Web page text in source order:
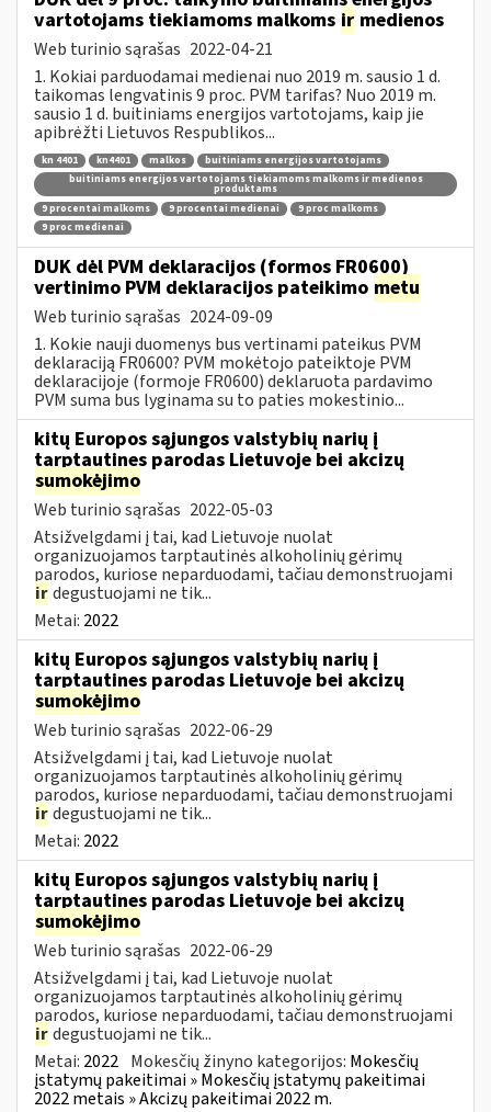
vartotojams tiekiamoms malkoms ir medienos
Web turinio sąrašas 2022-04-21
1. Kokiai parduodamai medienai nuo 2019 m. sausio 1 d.
taikomas lengvatinis 9 proc. PVM tarifas? Nuo 2019 m.
sausio 1 d. buitiniams energijos vartotojams, kaip jie
apibrėžti Lietuvos Respublikos...
kn 4401 kn4401 malkos
buitiniams energijos vartotojams
buitiniams energijos vartotojams tiekiamoms malkoms ir medienos
produktams
9 procentai malkoms
9 procentai medienai
9 proc malkoms
9 proc medienai
DUK dėl PVM deklaracijos (formos FR0600)
vertinimo PVM deklaracijos pateikimo metu
Web turinio sąrašas 2024-09-09
1. Kokie nauji duomenys bus vertinami pateikus PVM
deklaraciją FR0600? PVM mokėtojo pateiktoje PVM
deklaracijoje (formoje FR0600) deklaruota pardavimo
PVM suma bus lyginama su to paties mokestinio...
kitų Europos sąjungos valstybių narių į
tarptautines parodas Lietuvoje bei akcizų
sumokėjimo
Web turinio sąrašas 2022-05-03
Atsižvelgdami į tai, kad Lietuvoje nuolat
organizuojamos tarptautinės alkoholinių gėrimų
parodos, kuriose neparduodami, tačiau demonstruojami
irdegustuojami ne tik...
Metai: 2022
kitų Europos sąjungos valstybių narių į
tarptautines parodas Lietuvoje bei akcizų
sumokėjimo
Web turinio sąrašas 2022-06-29
Atsižvelgdami į tai, kad Lietuvoje nuolat
organizuojamos tarptautinės alkoholinių gėrimų
parodos, kuriose neparduodami, tačiau demonstruojami
irdegustuojami ne tik...
Metai: 2022
kitų Europos sąjungos valstybių narių į
tarptautines parodas Lietuvoje bei akcizų
sumokėjimo
Web turinio sąrašas 2022-06-29
Atsižvelgdami į tai, kad Lietuvoje nuolat
organizuojamos tarptautinės alkoholinių gėrimų
parodos, kuriose neparduodami, tačiau demonstruojami
irdegustuojami ne tik...
Metai: 2022 Mokesčių žinyno kategorijos: Mokesčių
įstatymų pakeitimai » Mokesčių įstatymų pakeitimai
2022 metais » Akcizų pakeitimai 2022 m.